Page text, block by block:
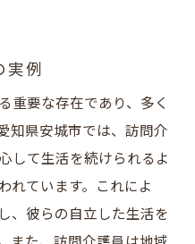
新情報
支援専門職の役割
実例
重要な存在であり、多く
知県安城市では、訪問介
して生活を続けられるよ
れています。これによ
、彼らの自立した生活を